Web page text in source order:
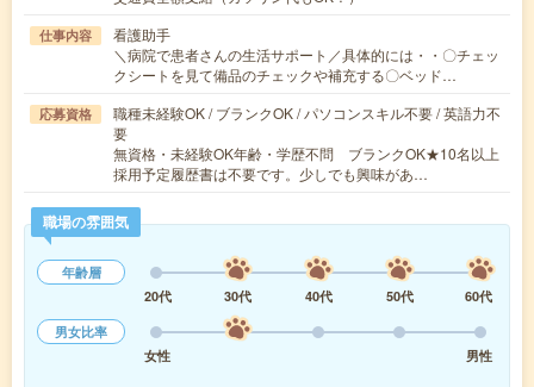
仕事内容
看護助手
＼病院で患者さんの生活サポート／具体的には・・〇チェッ
クシートを見て備品のチェックや補充する〇ベッド…
応募資格
職種未経験OK / ブランクOK / パソコンスキル不要 / 英語力不
要
無資格・未経験OK年齢・学歴不問 ブランクOK★10名以上
採用予定履歴書は不要です。少しでも興味があ…
職場の雰囲気
年齢層
20代
30代 40代 50代
60代
男女比率
女性
男性